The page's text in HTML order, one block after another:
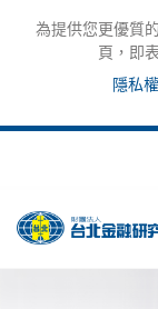
為提供您更優質
頁，即
隱私